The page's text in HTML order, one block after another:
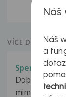
VÍCE DOTAZŮ Z
Dobrý den, s
miminko.
Náš
Náš
a